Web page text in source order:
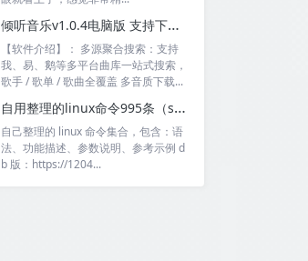
倾听音乐v1.0.4电脑版 支持下载无损音质 可听可下有歌词
【软件介绍】： 多源聚合搜索：支持
我、易、鹅等多平台曲库一站式搜索，
歌手 / 歌单 / 歌曲全覆盖 多音质下载...
自用整理的linux命令995条（sql+excel）
自己整理的 linux 命令集合，包含：语
法、功能描述、参数说明、参考示例 d
b 版：https://1204...